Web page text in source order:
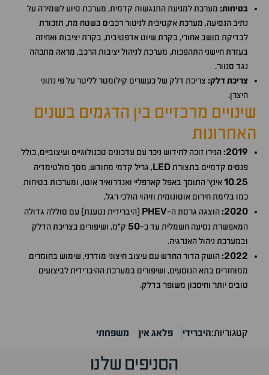
בטיחות: מערכת למניעת התנגשות קדמית, מערכת סיוע לשמירה על
נתיב הנסיעה, מערכת אקטיבית לניטור רכבים בשטח מת, תזכורת
לבדיקת מושב אחורי, בקרת שיוט אדפטיבית, בקרת יציבות ואחיזה
בעזרת חיישני התהפכות, מערכת לניהול יציבות הרכב, מראה מתכהה
נגד סנוור.
צריכת דלק: צריכת דלק של כעשרים קילומטר לליטר על פי נתוני
היצרן.
שינויים מרכזיים בין הדגמים בשנים
האחרונות
2019
:הנירו זוכה לחידוש ניכר עם עדכונים טכנולוגיים ועיצוביים, כולל
פנסים קדמיים בתצורתLED, גריל קדמי מחודש, מסך מולטימדיה
10.25
אינץ' התומך באפל קארפליי ואנדרואיד אוטו, ומערכות בטיחות
כמו בלימת חירום אוטונומית וזיהוי הולכי רגל.
2020
:הוצגה גרסת ה-PHEV (היברידית נטענת) עם סוללה גדולה
המאפשרת נסיעה חשמלית עד כ-50 ק"מ, ושיפורים בצריכת הדלק
ובמערכת ניהול האנרגיה.
2022
:הושק הדור החדש עם עיצוב חיצוני מודרני, שימוש בחומרים
ממוחזרים בתא הנוסעים, ושיפורים במערכת ההיברידית לביצועים
טובים יותר וחיסכון משופר בדלק.
קטגוריות:היברידי פלאג אין משפחתי
הסניפים שלנו